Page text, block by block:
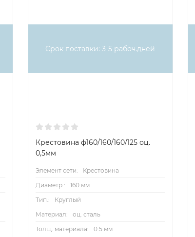
- Срок поставки: 3-5 рабоч.дней -
Крестовина ф160/160/160/125 оц.
0,5мм
Элемент сети:
Крестовина
Диаметр.:
160 мм
Тип.:
Круглый
Материал:
оц. сталь
Толщ. материала:
0.5 мм